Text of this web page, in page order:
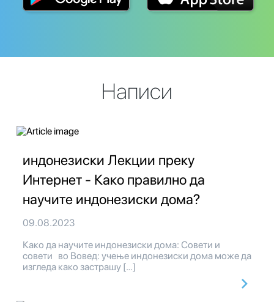
Написи
индонезиски Лекции преку
Интернет - Како правилно да
научите индонезиски дома?
09.08.2023
Како да научите индонезиски дома: Совети и
совети во Вовед: учење индонезиски дома може да
изгледа како застрашу […]